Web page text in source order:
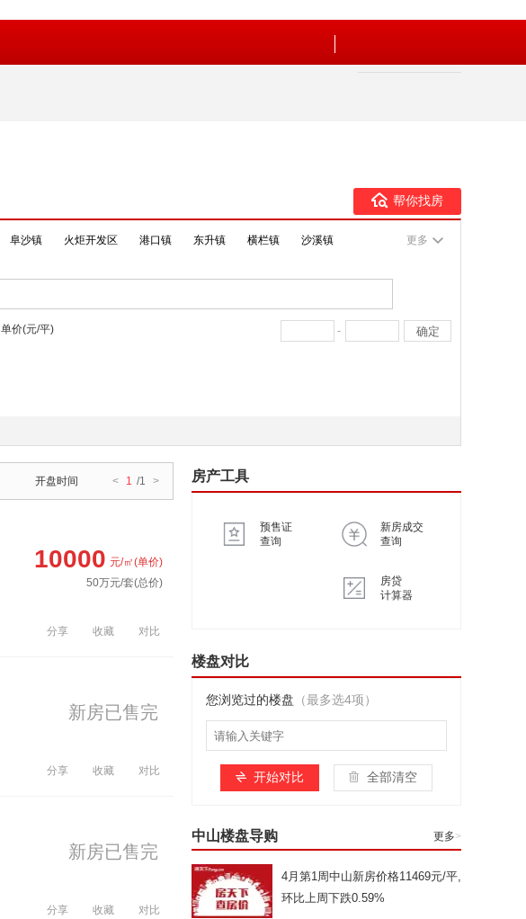
帮你找房
阜沙镇 火炬开发区 港口镇 东升镇 横栏镇
沙溪镇
更多
单价(元/平) -
开盘时间 < 1 /1 >
10000 元/㎡(单价)
50万元/套(总价)
分享 收藏 对比
新房已售完
分享 收藏 对比
新房已售完
分享 收藏 对比
房产工具
预售证
查询
新房成交
查询
房贷
计算器
楼盘对比
您浏览过的楼盘 （最多选4项）
开始对比 全部清空
中山楼盘导购 更多>
4月第1周中山新房价格11469元/平,
环比上周下跌0.59%